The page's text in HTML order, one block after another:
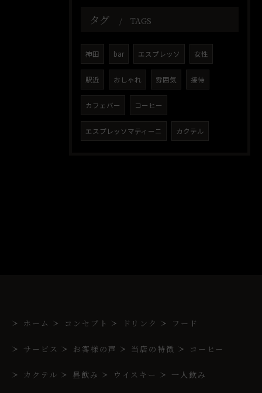
タグ TAGS
神田 bar エスプレッソ 女性
駅近 おしゃれ 雰囲気 接待
カフェバー コーヒー
エスプレッソマティーニ カクテル
ホーム コンセプト ドリンク フード
サービス お客様の声 当店の特徴 コーヒー
カクテル 昼飲み ウイスキー 一人飲み